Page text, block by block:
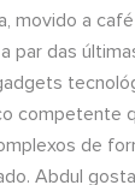
movido a
par das
competente
de
Abdul